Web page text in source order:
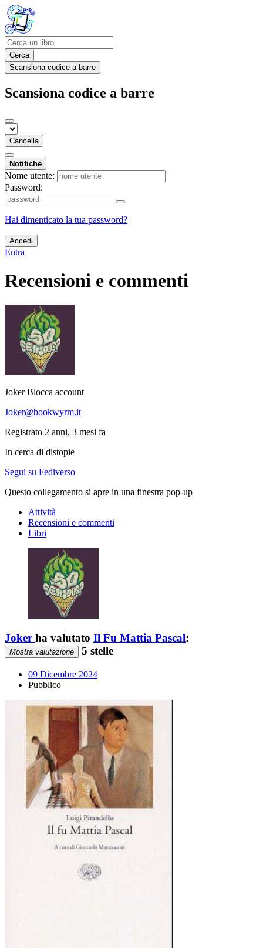
Cerca
Scansiona codice a barre
Scansiona codice a barre
Cancella
Notifiche
Nome utente:
Password:
Hai dimenticato la tua password?
Accedi
Entra
Recensioni e commenti
JokerBlocca account
Joker@bookwyrm.it
Registrato 2 anni, 3 mesi fa
In cerca di distopie
Segui su Fediverso
Questo collegamento si apre in una finestra pop-up
Attività
Recensioni e commenti
Libri
Joker ha valutato Il Fu Mattia Pascal:
Mostra valutazione 5 stelle
09 Dicembre 2024
Pubblico